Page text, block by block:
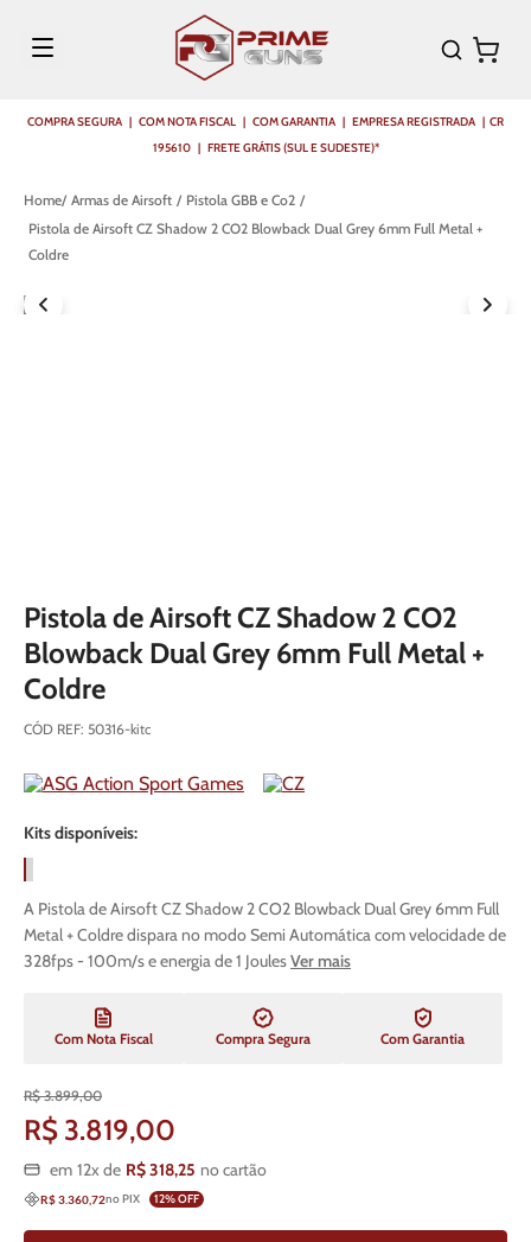
COMPRA SEGURA | COM NOTA FISCAL | COM GARANTIA | EMPRESA REGISTRADA | CR
195610 | FRETE GRÁTIS (SUL E SUDESTE)*
Armas de Airsoft
Pistola GBB e Co2
Pistola de Airsoft CZ Shadow 2 CO2 Blowback Dual Grey 6mm Full Metal +
Coldre
Pistola de Airsoft CZ Shadow 2 CO2
Blowback Dual Grey 6mm Full Metal +
Coldre
CÓD REF: 50316-kitc
Kits disponíveis:
A Pistola de Airsoft CZ Shadow 2 CO2 Blowback Dual Grey 6mm Full
Metal + Coldre dispara no modo Semi Automática com velocidade de
328fps - 100m/s e energia de 1 JoulesVer mais
Com Nota Fiscal Compra Segura Com Garantia
R$ 3.899,00
R$ 3.819,00
em 12x de R$318,25 no cartão
R$ 3.360,72no PIX 12% OFF